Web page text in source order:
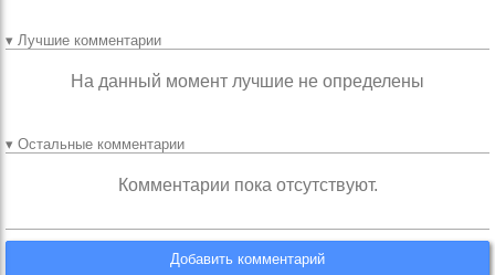
▾ Лучшие комментарии
На данный момент лучшие не определены
▾ Остальные комментарии
Комментарии пока отсутствуют.
Добавить комментарий